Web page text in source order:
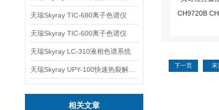
天瑞Skyray TIC-680离子色谱仪
天瑞Skyray TIC-600离子色谱仪
天瑞Skyray LC-310液相色谱系统
相关文章
下一页 末